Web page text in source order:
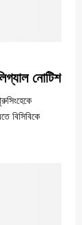
নোটিশ
বিসিবিকে